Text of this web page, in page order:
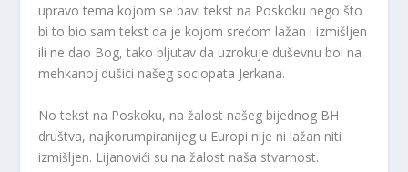
upravo tema kojom se bavi tekst na Poskoku nego što
bi to bio sam tekst da je kojom srećom lažan i izmišljen
ili ne dao Bog, tako bljutav da uzrokuje duševnu bol na
mehkanoj dušici našeg sociopata Jerkana.
No tekst na Poskoku, na žalost našeg bijednog BH
društva, najkorumpiranijeg u Europi nije ni lažan niti
izmišljen. Lijanovići su na žalost naša stvarnost.